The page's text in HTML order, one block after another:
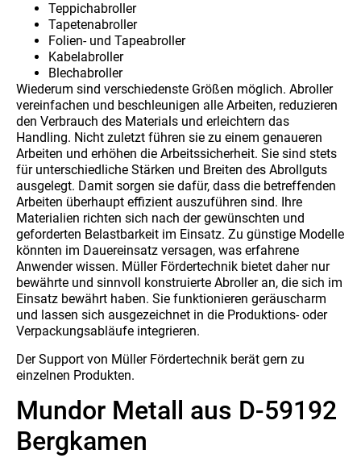
Teppichabroller
Tapetenabroller
Folien- und Tapeabroller
Kabelabroller
Blechabroller
Wiederum sind verschiedenste Größen möglich. Abroller
vereinfachen und beschleunigen alle Arbeiten, reduzieren
den Verbrauch des Materials und erleichtern das
Handling. Nicht zuletzt führen sie zu einem genaueren
Arbeiten und erhöhen die Arbeitssicherheit. Sie sind stets
für unterschiedliche Stärken und Breiten des Abrollguts
ausgelegt. Damit sorgen sie dafür, dass die betreffenden
Arbeiten überhaupt effizient auszuführen sind. Ihre
Materialien richten sich nach der gewünschten und
geforderten Belastbarkeit im Einsatz. Zu günstige Modelle
könnten im Dauereinsatz versagen, was erfahrene
Anwender wissen. Müller Fördertechnik bietet daher nur
bewährte und sinnvoll konstruierte Abroller an, die sich im
Einsatz bewährt haben. Sie funktionieren geräuscharm
und lassen sich ausgezeichnet in die Produktions- oder
Verpackungsabläufe integrieren.
Der Support von Müller Fördertechnik berät gern zu
einzelnen Produkten.
Mundor Metall aus D-59192
Bergkamen